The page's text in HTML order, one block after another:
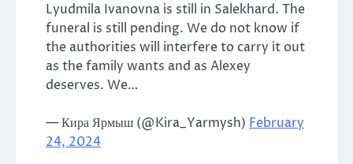
Lyudmila Ivanovna is still in Salekhard. The
funeral is still pending. We do not know if
the authorities will interfere to carry it out
as the family wants and as Alexey
deserves. We…
— Кира Ярмыш (@Kira_Yarmysh) February
24, 2024